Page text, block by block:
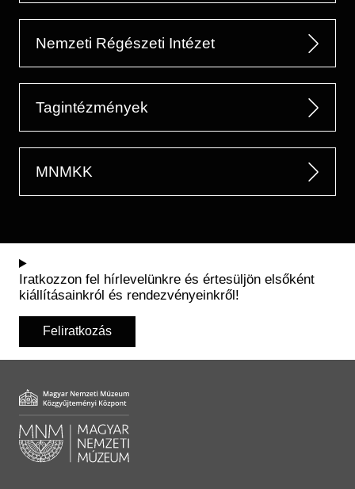
Nemzeti Régészeti Intézet
Tagintézmények
MNMKK
Iratkozzon fel hírlevelünkre és értesüljön elsőként
kiállításainkról és rendezvényeinkről!
Feliratkozás